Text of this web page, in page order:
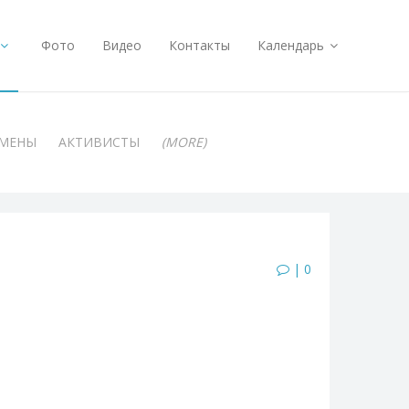
Фото Видео Контакты Календарь
АКТИВИСТЫ (MORE)
| 0